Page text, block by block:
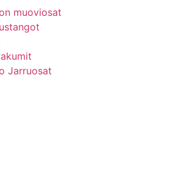
muoviosat
Jarruosat